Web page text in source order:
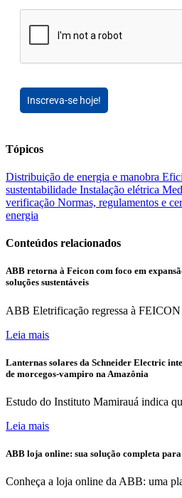
Inscreva-se hoje!
Tópicos
Distribuição de energia e manobra
sustentabilidade Instalação elétrica
verificação Normas, regulamentos e
energia
Conteúdos relacionados
ABB retorna à Feicon com foco em
soluções sustentáveis
ABB Eletrificação regressa à
Leia mais
Lanternas solares da Schneider Electric
de morcegos-vampiro na Amazônia
Estudo do Instituto Mamirauá indica
Leia mais
ABB loja online: sua solução completa
Conheça a loja online da ABB: uma